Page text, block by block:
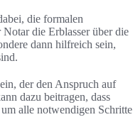
die formalen
die Erblasser über die
dann hilfreich sein,
der den Anspruch auf
dazu beitragen, dass
alle notwendigen Schritte